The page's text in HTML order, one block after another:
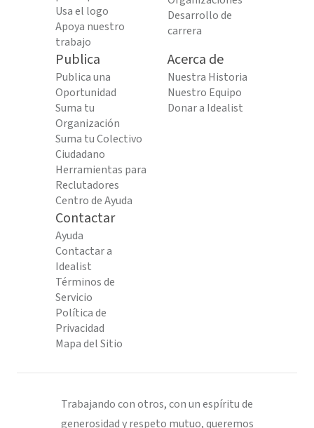
Usa el logo
Apoya nuestro
trabajo
Desarrollo de
carrera
Publica
Publica una
Oportunidad
Suma tu
Organización
Suma tu Colectivo
Ciudadano
Herramientas para
Reclutadores
Centro de Ayuda
Acerca de
Nuestra Historia
Nuestro Equipo
Donar a Idealist
Contactar
Ayuda
Contactar a
Idealist
Términos de
Servicio
Política de
Privacidad
Mapa del Sitio
Trabajando con otros, con un espíritu de
generosidad y respeto mutuo, queremos